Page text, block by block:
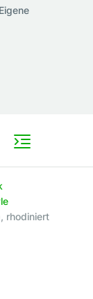
rhodiniert